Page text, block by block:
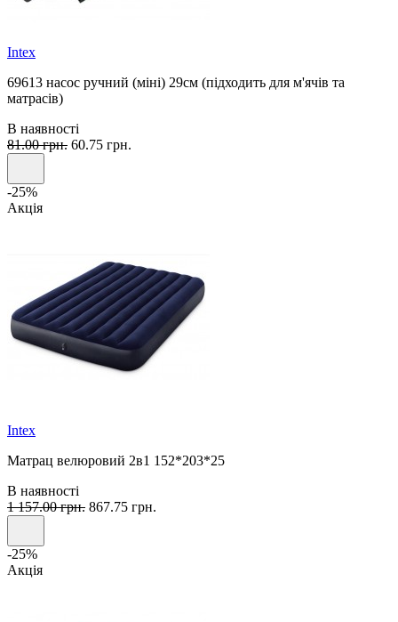
Intex
69613 насос ручний (міні) 29см (підходить для м'ячів та
матрасів)
В наявності
81.00 грн. 60.75 грн.
-25%
Акція
Intex
Матрац велюровий 2в1 152*203*25
В наявності
1 157.00 грн. 867.75 грн.
-25%
Акція